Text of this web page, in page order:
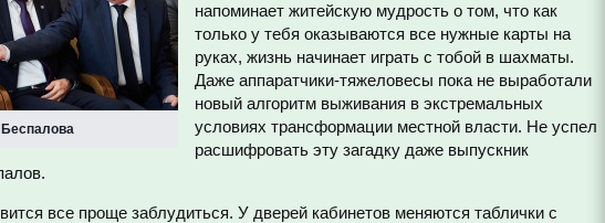
Беспалова
напоминает житейскую мудрость о том, что как
только у тебя оказываются все нужные карты на
руках, жизнь начинает играть с тобой в шахматы.
Даже аппаратчики-тяжеловесы пока не выработали
новый алгоритм выживания в экстремальных
условиях трансформации местной власти. Не успел
расшифровать эту загадку даже выпускник
все проще заблудиться. У дверей кабинетов меняются таблички с